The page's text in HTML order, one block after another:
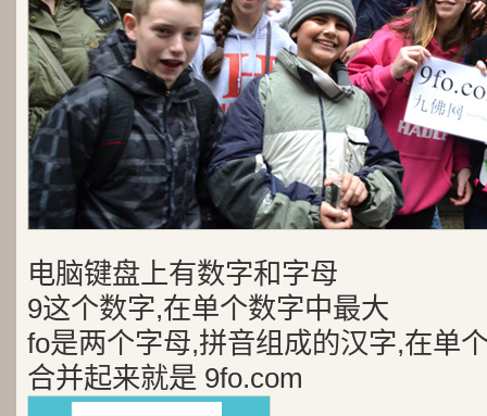
电脑键盘上有数字和字母
9这个数字,在单个数字中最大
fo是两个字母,拼音组成的汉字,在单
合并起来就是 9fo.com